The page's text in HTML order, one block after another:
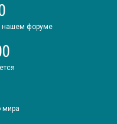
нашем форуме
мира